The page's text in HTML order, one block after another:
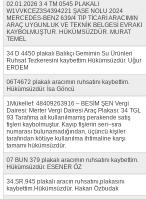
02.01.2026 3 4 TM 0545 PLAKALI
W1VVKCEZ3S4394221 ŞASE NOLU 2024
MERCEDES-BENZ 639/4 TİP TİCARİ ARACIMIN
ARAÇ UYGUNLUK VE TEKNİK BELGESİ EVRAKI
KAYBOLMUŞTUR. HÜKÜMSÜZDÜR. MURAT
TEMEL
34 D 4450 plakalı Balıkçı Gemimin Su Ürünleri
Ruhsat Tezkeresini kaybettim.Hükümsüzdür. Uğur
ERDEM
06T4672 plakalı aracımın ruhsatını kaybettim.
Hükümsüzdür. İsa Göncü
1Mükellef: 48409263916 – BESİM ŞEN Vergi
Dairesi: Merter Vergi Dairesi Araç Plakası: 34 TGL
93 Tarafıma ait kullanılmamış perakende satış
fişleri kaybolmuştur. Kayıp fişlerin seri–sıra
numarası bulunamadığından, üçüncü kişiler
tarafından kötüye kullanılma ihtimaline karşı
tamamı hükümsüzdür.
07 BUN 379 plakalı aracımın ruhsatını kaybettim.
Hükümsüzdür. ESENER ÖZ
34.SR.945 plakalı aracın ruhsatını,plakasını
kaybettim.Hükümsüzdür. Hakan Özbudak